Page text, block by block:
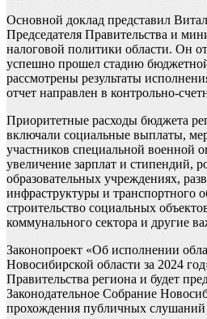
Основной доклад представил
Председателя Правительства и
налоговой политики области. Он
успешно прошел стадию
рассмотрены результаты
отчет направлен в контрольно-
Приоритетные расходы бюджета
включали социальные выплаты,
участников специальной военной
увеличение зарплат и стипендий,
образовательных учреждениях,
инфраструктуры и транспортного
строительство социальных
коммунального сектора и другие
Законопроект «Об исполнении
Новосибирской области за 2024
Правительства региона и будет
Законодательное Собрание
прохождения публичных